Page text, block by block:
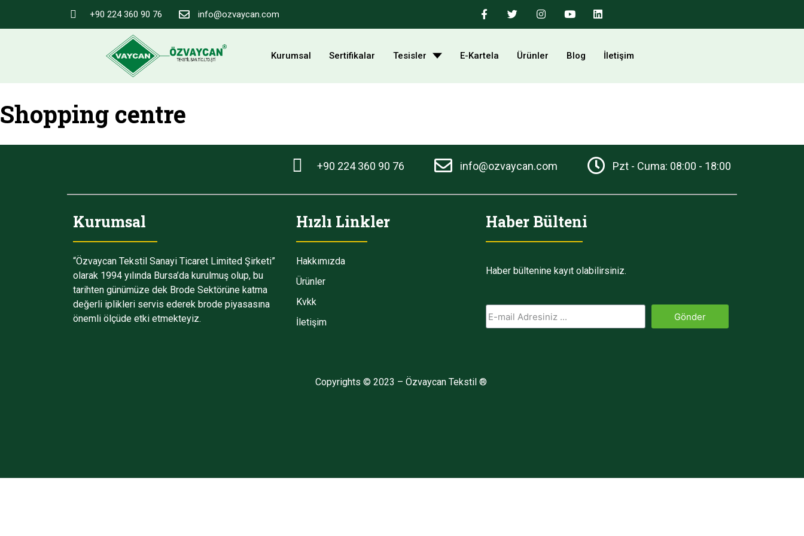
+90 224 360 90 76 info@ozvaycan.com
Kurumsal Sertifikalar Tesisler E-Kartela Ürünler Blog İletişim
Shopping centre
+90 224 360 90 76 info@ozvaycan.com Pzt - Cuma: 08:00 - 18:00
Kurumsal
“Özvaycan Tekstil Sanayi Ticaret Limited Şirketi”
olarak 1994 yılında Bursa’da kurulmuş olup, bu
tarihten günümüze dek Brode Sektörüne katma
değerli iplikleri servis ederek brode piyasasına
önemli ölçüde etki etmekteyiz.
Hızlı Linkler
Hakkımızda
Ürünler
Kvkk
İletişim
Haber Bülteni
Haber bültenine kayıt olabilirsiniz.
Gönder
Copyrights © 2023 – Özvaycan Tekstil ®